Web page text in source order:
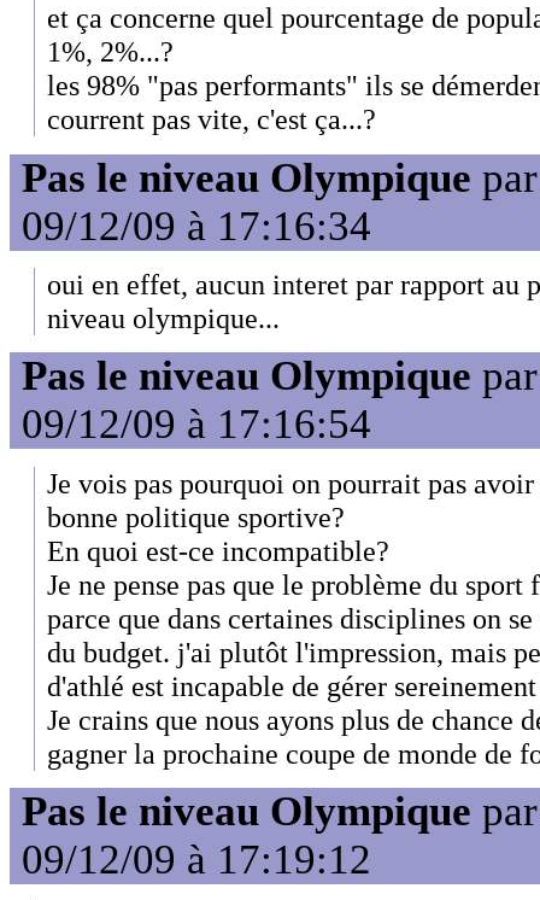
et ça concerne quel pourcentage de
1%, 2%...?
les 98% "pas performants" ils se
courrent pas vite, c'est ça...?
Pas le niveau Olympique
09/12/09 à 17:16:34
oui en effet, aucun interet par rapport au
niveau olympique...
Pas le niveau Olympique
09/12/09 à 17:16:54
Je vois pas pourquoi on pourrait pas
bonne politique sportive?
En quoi est-ce incompatible?
Je ne pense pas que le problème du
parce que dans certaines disciplines on
du budget. j'ai plutôt l'impression, mais
d'athlé est incapable de gérer
Je crains que nous ayons plus de chance
gagner la prochaine coupe de monde de
Pas le niveau Olympique
09/12/09 à 17:19:12